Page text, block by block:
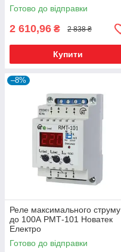
Готово до відправки
2 610,96 ₴ 2 838 ₴
Купити
–8%
Реле максимального струму
до 100А РМТ-101 Новатек
Електро
Готово до відправки